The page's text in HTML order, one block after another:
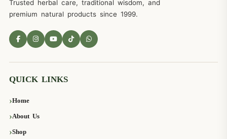
Trusted herbal care, traditional wisdom, and
premium natural products since 1999.
QUICK LINKS
Home
About Us
Shop